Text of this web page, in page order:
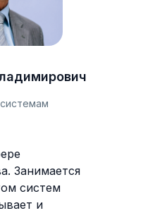
Занимается
систем
и